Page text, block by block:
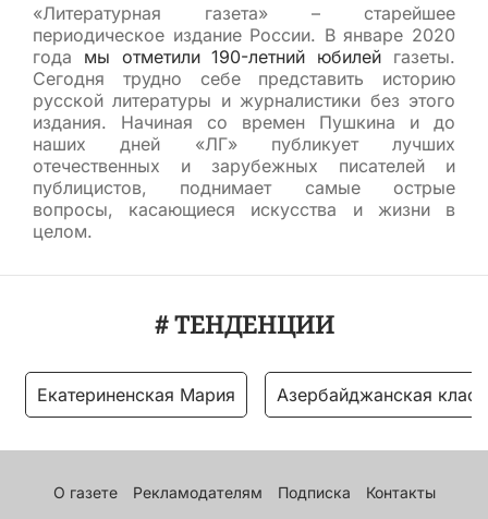
«Литературная газета» – старейшее
периодическое издание России. В январе 2020
года мы отметили 190-летний юбилей газеты.
Сегодня трудно себе представить историю
русской литературы и журналистики без этого
издания. Начиная со времен Пушкина и до
наших дней «ЛГ» публикует лучших
отечественных и зарубежных писателей и
публицистов, поднимает самые острые
вопросы, касающиеся искусства и жизни в
целом.
# ТЕНДЕНЦИИ
Екатериненская Мария Азербайджанская
О газете Рекламодателям Подписка Контакты